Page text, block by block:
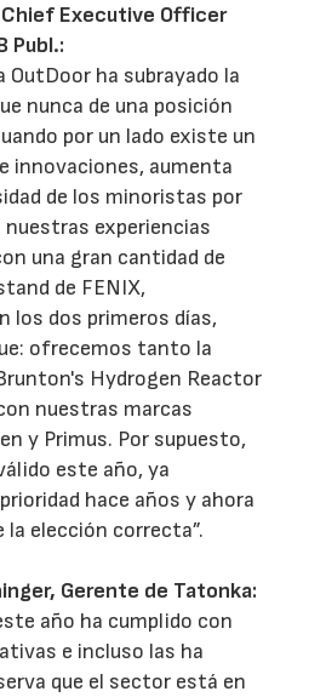
Executive Officer
Publ.:
OutDoor ha subrayado la
nunca de una posición
por un lado existe un
innovaciones, aumenta
de los minoristas por
nuestras experiencias
una gran cantidad de
de FENIX,
los dos primeros días,
ofrecemos tanto la
Hydrogen Reactor
nuestras marcas
y Primus. Por supuesto,
este año, ya
hace años y ahora
la elección correcta”.
Gerente de Tatonka:
año ha cumplido con
e incluso las ha
que el sector está en